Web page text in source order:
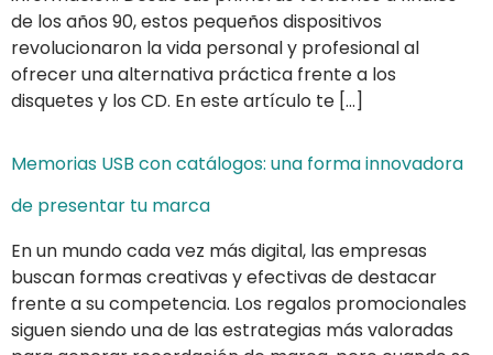
de los años 90, estos pequeños dispositivos
revolucionaron la vida personal y profesional al
ofrecer una alternativa práctica frente a los
disquetes y los CD. En este artículo te […]
Memorias USB con catálogos: una forma innovadora
de presentar tu marca
En un mundo cada vez más digital, las empresas
buscan formas creativas y efectivas de destacar
frente a su competencia. Los regalos promocionales
siguen siendo una de las estrategias más valoradas